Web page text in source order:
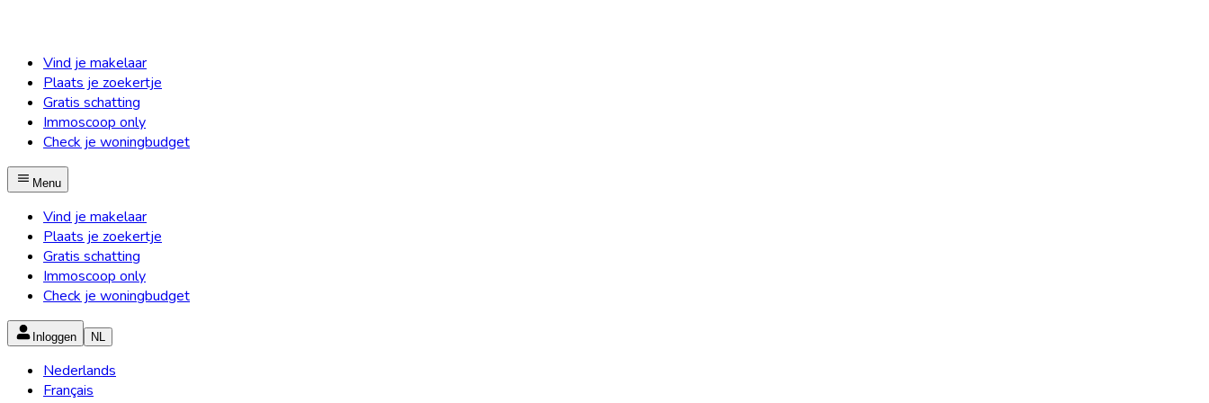
Vind je makelaar
Plaats je zoekertje
Gratis schatting
Immoscoop only
Check je woningbudget
Menu
Vind je makelaar
Plaats je zoekertje
Gratis schatting
Immoscoop only
Check je woningbudget
Inloggen NL
Nederlands
Français